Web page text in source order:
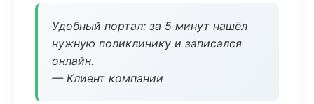
Удобный портал: за 5 минут нашёл
нужную поликлинику и записался
онлайн.
— Клиент компании